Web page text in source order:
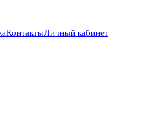
КонтактыЛичный кабинет